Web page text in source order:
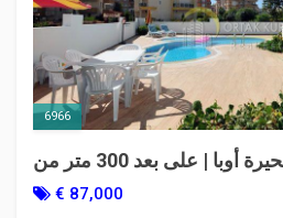
6966
شقة 1+1 للبيع في بحيرة أوبا | على بعد 300 متر من
البحر | واجهة جنوبية | الكود 6966
€ 87,000